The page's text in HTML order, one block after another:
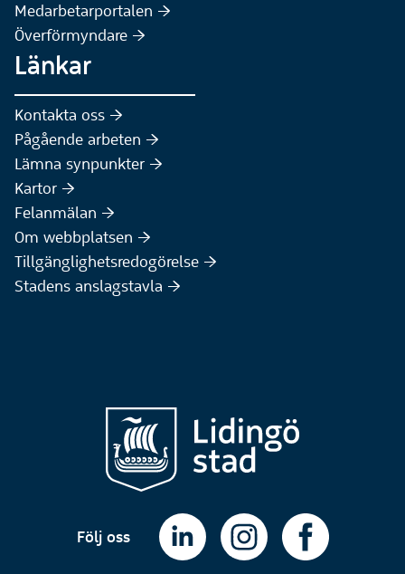
Medarbetarportalen :höger:
Överförmyndare :höger:
Länkar
Kontakta oss :höger:
Pågående arbeten :höger:
Lämna synpunkter :höger:
Kartor :höger:
Felanmälan :höger:
Om webbplatsen :höger:
Tillgänglighetsredogörelse :höger:
Stadens anslagstavla :höger:
Följ oss